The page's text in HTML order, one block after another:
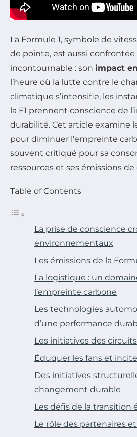
La Formule 1, symbole de
de pointe, est aussi confrontée
incontournable : son impact
l’heure où la lutte contre le
climatique s’intensifie, les
la F1 prennent conscience de
durabilité. Cet article examine
pour diminuer l’empreinte
souvent critiqué pour sa
ressources et ses émissions de
Table of Contents
La prise de conscience
environnementaux
Les émissions de la
La logistique : un
l’empreinte carbone
Les technologies
d’une performance
Les initiatives des
Éduquer les fans et
Des initiatives
changement durable
Les défis de la transition
Le rôle des partenaires